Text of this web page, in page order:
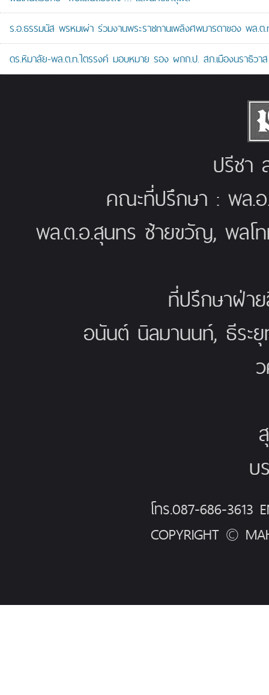
ร.อ.ธรรมนัส พรหมเผ่า ร่วมงานพระราชทานเพลิงศพมารดาของ พล.
ดร.หิมาลัย-พล.ต.ท.ไตรรงค์ มอบหมาย รอง ผกก.ป. สภ.เมืองนราธิว
ปรีชา
คณะที่ปรึกษา : พล.
พล.ต.อ.สุนทร ซ้ายขวัญ, พล
ที่ปรึกษาฝ่า
อนันต์ นิลมานนท์, ธีร
บ
โทร.087-686-3613
COPYRIGHT ©